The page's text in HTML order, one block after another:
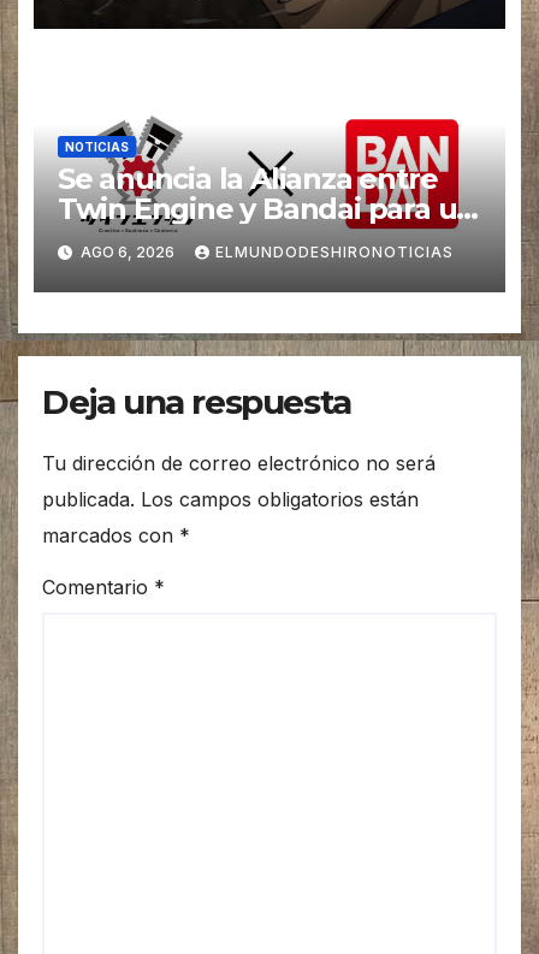
NOTICIAS
Se anuncia la Alianza entre
Twin Engine y Bandai para un
nuevos Animes
AGO 6, 2026 ELMUNDODESHIRONOTICIAS
Deja una respuesta
Tu dirección de correo electrónico no será
publicada. Los campos obligatorios están
marcados con *
Comentario *